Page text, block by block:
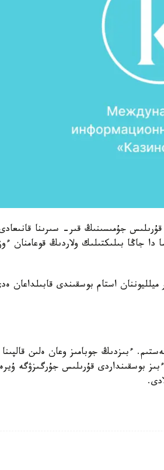
ينجەنەرلىك جانە قۇرىلىس جۇمىسىنىڭ قىر- سىرىنا
دا جاڭا بىلىكتىلىك ولاردىڭ قوعامنان
استام بوسقىندى قابىلداعان
ءبىزدىڭ جوبامىز وعان ەلىن قالپىنا
بوسقىنداردى قۇرىلىس جۇرگىزۋگە